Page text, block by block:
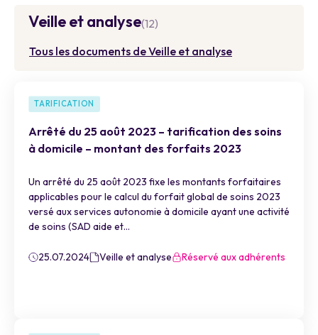
Veille et analyse(12)
Tous les documents de Veille et analyse
TARIFICATION
Arrêté du 25 août 2023 – tarification des soins
à domicile – montant des forfaits 2023
Un arrêté du 25 août 2023 fixe les montants forfaitaires
applicables pour le calcul du forfait global de soins 2023
versé aux services autonomie à domicile ayant une activité
de soins (SAD aide et...
25.07.2024 Veille et analyse Réservé aux adhérents